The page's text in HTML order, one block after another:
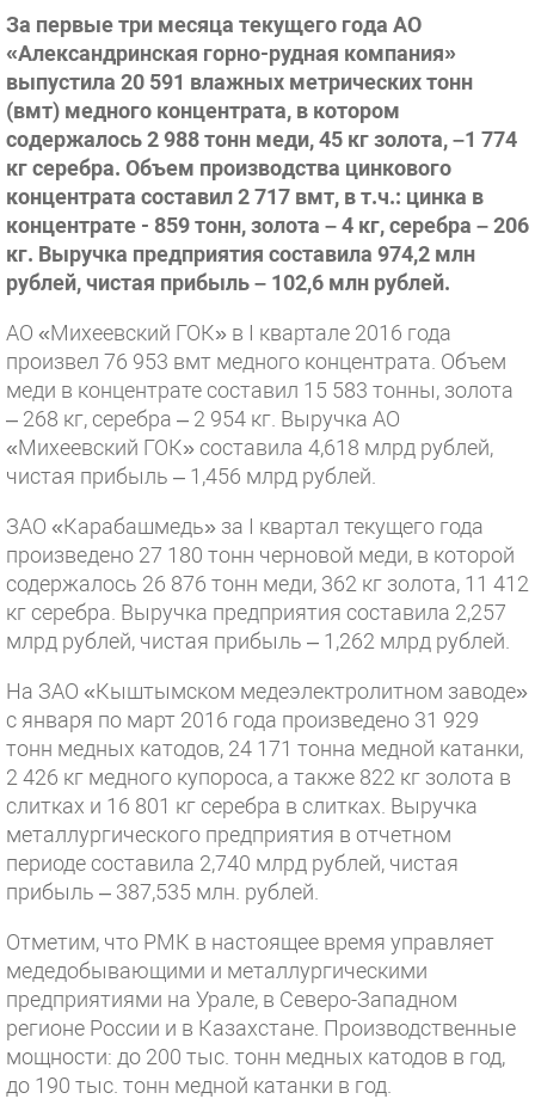
За первые три месяца текущего года АО
«Александринская горно-рудная компания»
выпустила 20 591 влажных метрических тонн
(вмт) медного концентрата, в котором
содержалось 2 988 тонн меди, 45 кг золота, –1 774
кг серебра. Объем производства цинкового
концентрата составил 2 717 вмт, в т.ч.: цинка в
концентрате - 859 тонн, золота – 4 кг, серебра – 206
кг. Выручка предприятия составила 974,2 млн
рублей, чистая прибыль – 102,6 млн рублей.
АО «Михеевский ГОК» в I квартале 2016 года
произвел 76 953 вмт медного концентрата. Объем
меди в концентрате составил 15 583 тонны, золота
– 268 кг, серебра – 2 954 кг. Выручка АО
«Михеевский ГОК» составила 4,618 млрд рублей,
чистая прибыль – 1,456 млрд рублей.
ЗАО «Карабашмедь» за I квартал текущего года
произведено 27 180 тонн черновой меди, в которой
содержалось 26 876 тонн меди, 362 кг золота, 11 412
кг серебра. Выручка предприятия составила 2,257
млрд рублей, чистая прибыль – 1,262 млрд рублей.
На ЗАО «Кыштымском медеэлектролитном заводе»
с января по март 2016 года произведено 31 929
тонн медных катодов, 24 171 тонна медной катанки,
2 426 кг медного купороса, а также 822 кг золота в
слитках и 16 801 кг серебра в слитках. Выручка
металлургического предприятия в отчетном
периоде составила 2,740 млрд рублей, чистая
прибыль – 387,535 млн. рублей.
Отметим, что РМК в настоящее время управляет
медедобывающими и металлургическими
предприятиями на Урале, в Северо-Западном
регионе России и в Казахстане. Производственные
мощности: до 200 тыс. тонн медных катодов в год,
до 190 тыс. тонн медной катанки в год.